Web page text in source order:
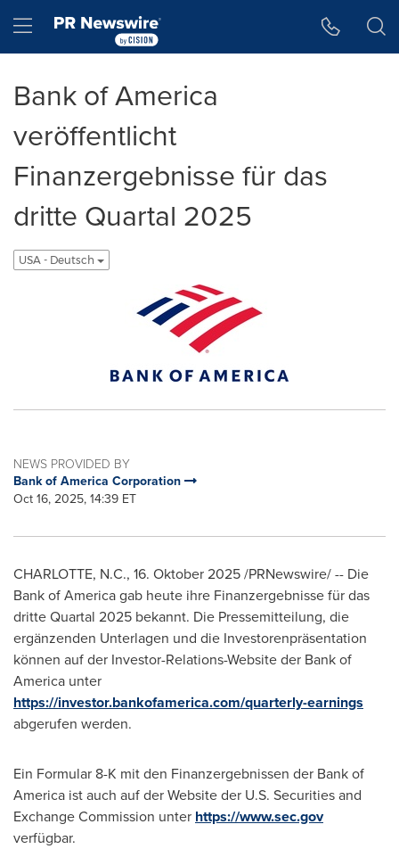
Hamburger menu
Bank of America
veröffentlicht
Finanzergebnisse für das
dritte Quartal 2025
USA - Deutsch
NEWS PROVIDED BY
Bank of America Corporation
Oct 16, 2025, 14:39 ET
CHARLOTTE, N.C., 16. Oktober 2025/PRNewswire/ -- Die
Bank of America gab heute ihre Finanzergebnisse für das
dritte Quartal 2025 bekannt. Die Pressemitteilung, die
ergänzenden Unterlagen und die Investorenpräsentation
können auf der Investor-Relations-Website der Bank of
America unter
https://investor.bankofamerica.com/quarterly-earnings
abgerufen werden.
Ein Formular 8-K mit den Finanzergebnissen der Bank of
America ist auch auf der Website der U.S. Securities and
Exchange Commission unter https://www.sec.gov
verfügbar.